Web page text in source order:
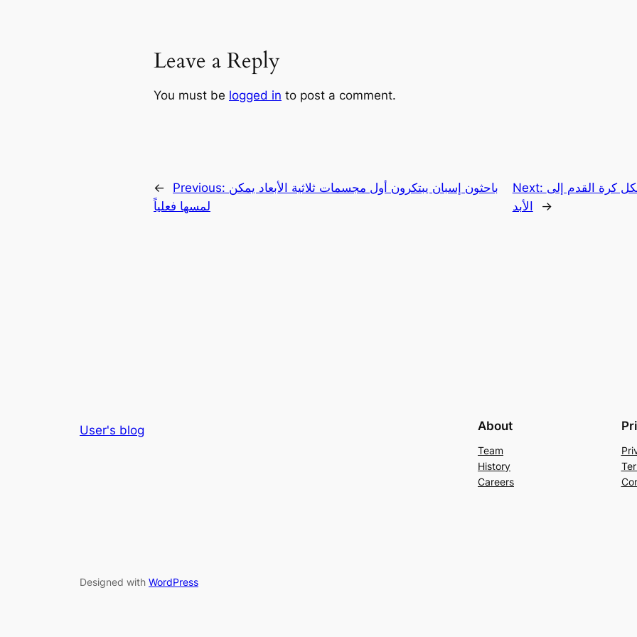
Leave a Reply
You must be logged in to post a comment.
← Previous: باحثون إسبان يبتكرون أول مجسمات ثلاثية الأبعاد يمكن
لمسها فعلياً
Next: كرة القدم إلى
الأبد
→
User's blog About
Team
History
Careers
Designed with WordPress